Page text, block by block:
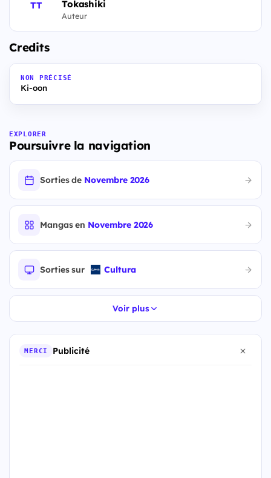
TT Tokashiki
Auteur
Credits
NON PRÉCISÉ
Ki-oon
EXPLORER
Poursuivre la navigation
Sorties de Novembre 2026
Mangas en Novembre 2026
Sorties sur Cultura
Voir plus
MERCI Publicité